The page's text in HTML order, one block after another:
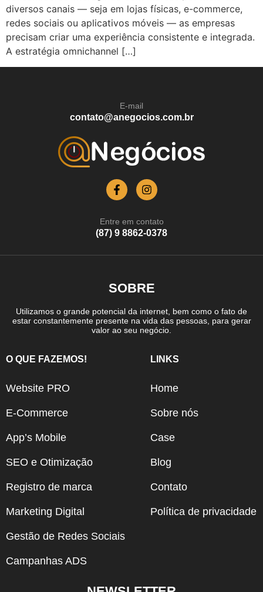
diversos canais — seja em lojas físicas, e-commerce,
redes sociais ou aplicativos móveis — as empresas
precisam criar uma experiência consistente e integrada.
A estratégia omnichannel […]
E-mail
contato@anegocios.com.br
Entre em contato
(87) 9 8862-0378
SOBRE
Utilizamos o grande potencial da internet, bem como o fato de
estar constantemente presente na vida das pessoas, para gerar
valor ao seu negócio.
O QUE FAZEMOS!
Website PRO
E-Commerce
App’s Mobile
SEO e Otimização
Registro de marca
Marketing Digital
Gestão de Redes Sociais
Campanhas ADS
LINKS
Home
Sobre nós
Case
Blog
Contato
Política de privacidade